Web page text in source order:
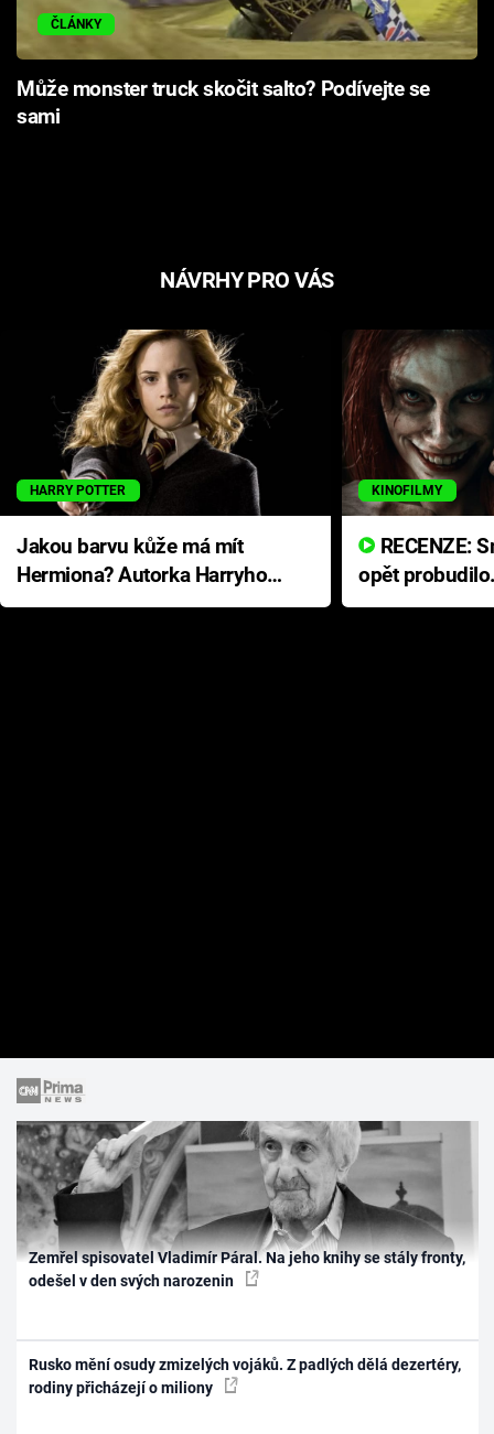
Sledujte nás
ČLÁNKY
Může monster truck skočit salto? Podívejte se
sami
NÁVRHY PRO VÁS
HARRY POTTER
Jakou barvu kůže má mít
Hermiona? Autorka Harryho
Pottera přišla s ráznou
KINOFILMY
opět
přichází s
Zemřel spisovatel Vladimír Páral. Na jeho knihy se stály fronty,
odešel v den svých narozenin
Rusko mění osudy zmizelých vojáků. Z padlých dělá dezertéry,
rodiny přicházejí o miliony